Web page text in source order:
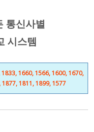
통신사별
시스템
1660, 1566, 1600, 1670,
1811, 1899, 1577